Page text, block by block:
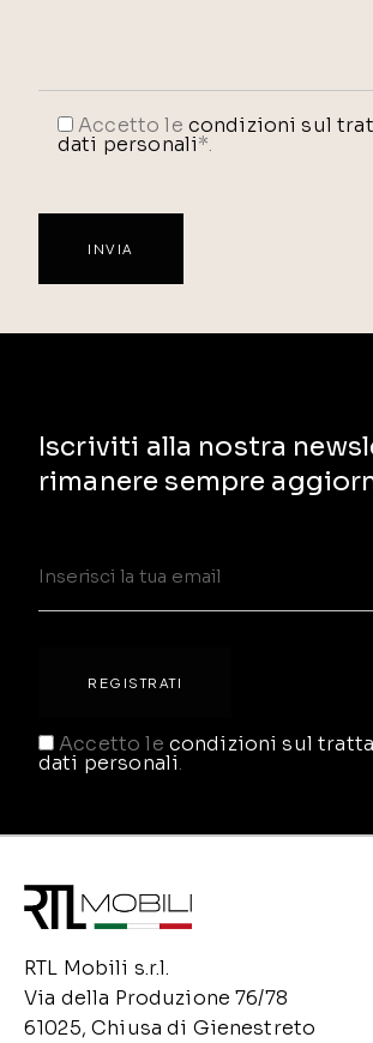
Accetto le condizioni sul
dati personali*.
Iscriviti alla nostra
rimanere sempre
Accetto le condizioni sul
dati personali.
RTL Mobili s.r.l.
Via della Produzione 76/78
61025, Chiusa di Gienestreto